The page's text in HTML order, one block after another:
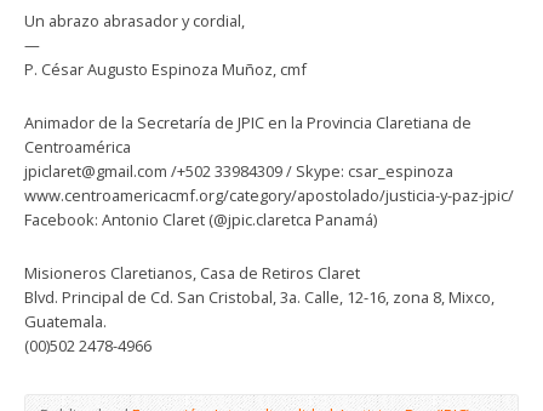
Un abrazo abrasador y cordial,
—
P. César Augusto Espinoza Muñoz, cmf
Animador de la Secretaría de JPIC en la Provincia Claretiana de
Centroamérica
jpiclaret@gmail.com /+502 33984309 / Skype: csar_espinoza
www.centroamericacmf.org/category/apostolado/justicia-y-paz-jpic/
Facebook: Antonio Claret (@jpic.claretca Panamá)
Misioneros Claretianos, Casa de Retiros Claret
Blvd. Principal de Cd. San Cristobal, 3a. Calle, 12-16, zona 8, Mixco,
Guatemala.
(00)502 2478-4966